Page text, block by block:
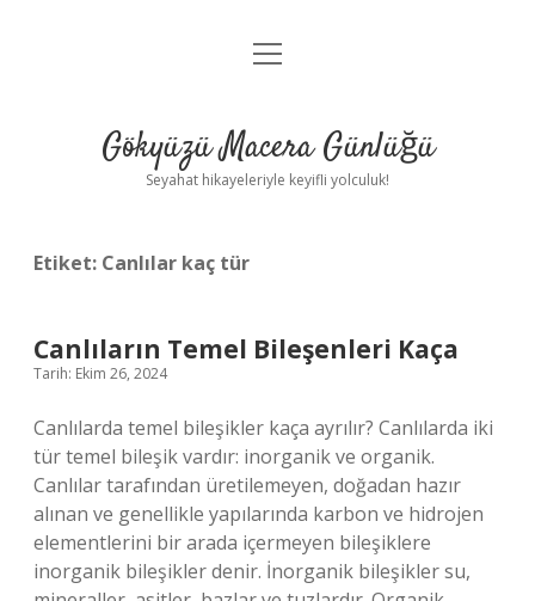
Anasayfa
Yasal Uyarı
menüyü
Gökyüzü Macera Günlüğü
Seyahat hikayeleriyle keyifli yolculuk!
Etiket: Canlılar kaç tür
Canlıların Temel Bileşenleri Kaça
Tarih: Ekim 26, 2024
Canlılarda temel bileşikler kaça ayrılır? Canlılarda iki
tür temel bileşik vardır: inorganik ve organik.
Canlılar tarafından üretilemeyen, doğadan hazır
alınan ve genellikle yapılarında karbon ve hidrojen
elementlerini bir arada içermeyen bileşiklere
inorganik bileşikler denir. İnorganik bileşikler su,